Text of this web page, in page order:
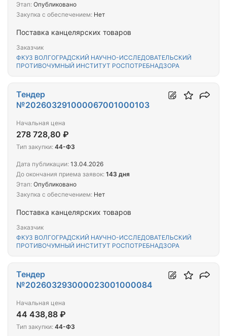
Поставка канцелярских товаров
Заказчик
ФКУЗ ВОЛГОГРАДСКИЙ НАУЧНО-ИССЛЕДОВАТЕЛЬСКИЙ
ПРОТИВОЧУМНЫЙ ИНСТИТУТ РОСПОТРЕБНАДЗОРА
Этап: Опубликовано
Закупка с обеспечением: Нет
Поставка канцелярских товаров
Заказчик
ФКУЗ ВОЛГОГРАДСКИЙ НАУЧНО-ИССЛЕДОВАТЕЛЬСКИЙ
ПРОТИВОЧУМНЫЙ ИНСТИТУТ РОСПОТРЕБНАДЗОРА
Тендер
№202603291000067001000103
Начальная цена
278 728,80 ₽
Тип закупки: 44-ФЗ
Дата публикации: 13.04.2026
До окончания приема заявок: 143 дня
Этап: Опубликовано
Закупка с обеспечением: Нет
Тендер
№202603293000023001000084
Начальная цена
44 438,88 ₽
Тип закупки: 44-ФЗ